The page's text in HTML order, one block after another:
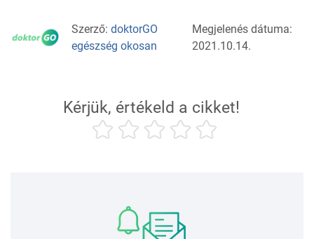
Szerző: doktorGO
egészség okosan
Megjelenés dátuma:
2021.10.14.
Kérjük, értékeld a cikket!